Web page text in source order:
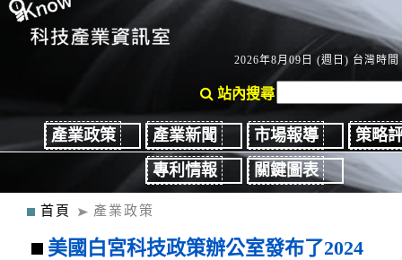
2026年8月09日 (週日) 台灣時間
站內搜尋
產業政策 產業新聞 市場報導
策略
專利情報
關鍵圖表
首頁 產業政策
美國白宮科技政策辦公室發布了2024